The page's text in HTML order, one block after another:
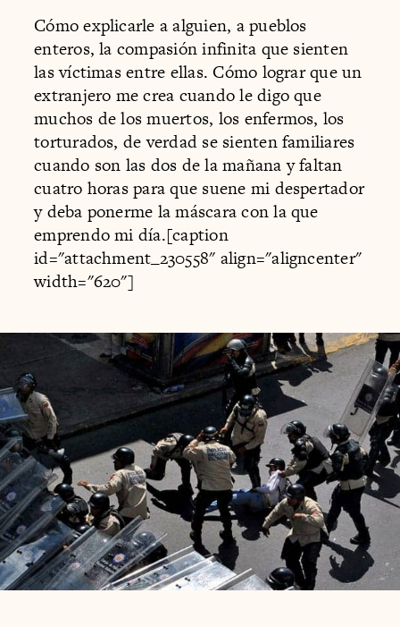
Cómo explicarle a alguien, a pueblos
enteros, la compasión infinita que sienten
las víctimas entre ellas. Cómo lograr que un
extranjero me crea cuando le digo que
muchos de los muertos, los enfermos, los
torturados, de verdad se sienten familiares
cuando son las dos de la mañana y faltan
cuatro horas para que suene mi despertador
y deba ponerme la máscara con la que
emprendo mi día.[caption
id="attachment_230558" align="aligncenter"
width="620"]